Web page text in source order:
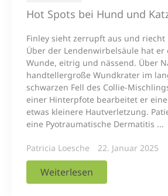
Hot Spots bei Hund und
Finley sieht zerrupft aus und riecht
Über der Lendenwirbelsäule hat er
Wunde, eitrig und nässend. Über
handtellergroße Wundkrater im
schwarzen Fell des Collie-
einer Hinterpfote bearbeitet er
etwas kleinere Hautverletzung.
eine Pyotraumatische Dermatitis ...
Patricia Loesche 22. Januar 2025
Weiterlesen